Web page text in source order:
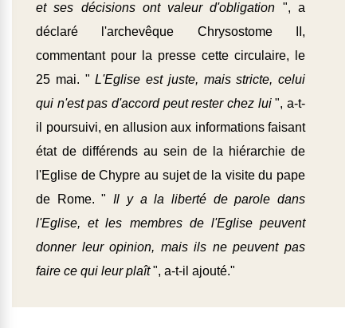
et ses décisions ont valeur d'obligation ", a
déclaré l'archevêque Chrysostome II,
commentant pour la presse cette circulaire, le
25 mai. "L'Eglise est juste, mais stricte, celui
qui n'est pas d'accord peut rester chez lui", a-t-
il poursuivi, en allusion aux informations faisant
état de différends au sein de la hiérarchie de
l'Eglise de Chypre au sujet de la visite du pape
de Rome. " Il y a la liberté de parole dans
l'Eglise, et les membres de l'Eglise peuvent
donner leur opinion, mais ils ne peuvent pas
faire ce qui leur plaît", a-t-il ajouté."